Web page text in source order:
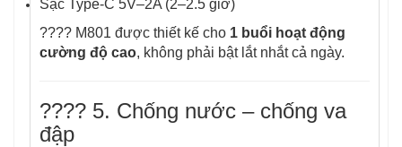
Sạc Type-C 5V–2A (2–2.5 giờ)
???? M801 được thiết kế cho 1 buổi hoạt động
cường độ cao, không phải bật lắt nhắt cả ngày.
????️ 5. Chống nước – chống va
đập